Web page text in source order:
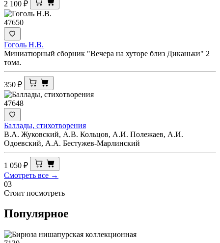
2 100 ₽
47650
Гоголь Н.В.
Миниатюрный сборник "Вечера на хуторе близ Диканьки" 2
тома.
350 ₽
47648
Баллады, стихотворения
В.А. Жуковский, А.В. Кольцов, А.И. Полежаев, А.И.
Одоевский, А.А. Бестужев-Марлинский
1 050 ₽
Смотреть все →
03
Стоит посмотреть
Популярное